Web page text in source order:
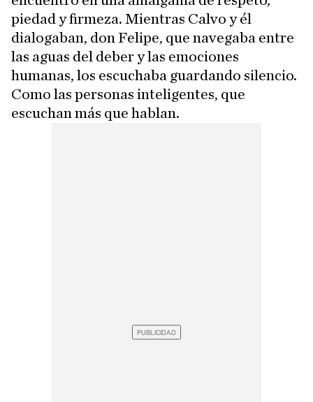
piedad y firmeza. Mientras Calvo y él
dialogaban, don Felipe, que navegaba entre
las aguas del deber y las emociones
humanas, los escuchaba guardando silencio.
Como las personas inteligentes, que
escuchan más que hablan.